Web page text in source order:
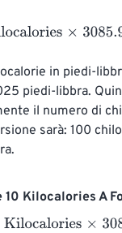
×
in piedi-
piedi-libbra.
il numero di
sarà: 100
Kilocalories A
×